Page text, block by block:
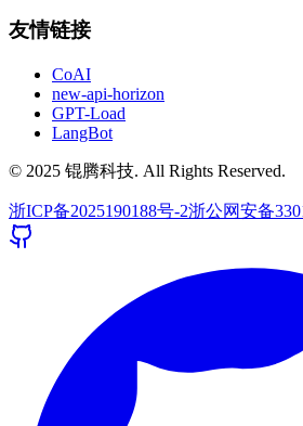
友情链接
CoAI
new-api-horizon
GPT-Load
LangBot
© 2025 锟腾科技. All Rights Reserved.
浙ICP备2025190188号-2浙公网安备